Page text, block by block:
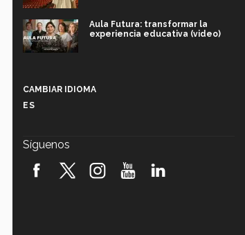
Aula Futura: transformar la
experiencia educativa (video)
robótica FIRST 2026! (video)
CAMBIAR IDIOMA
ES
Síguenos